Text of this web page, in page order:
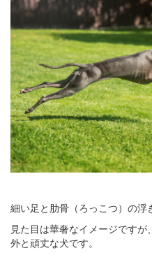
細い足と肋骨（ろっこつ）の浮
見た目は華奢なイメージです
外と頑丈な犬です。